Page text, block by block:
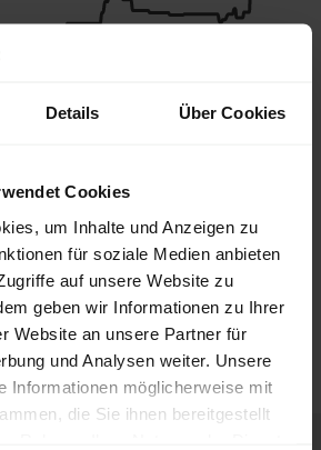
Details Über Cookies
Cookies
um Inhalte und Anzeigen zu
für soziale Medien anbieten
auf unsere Website zu
geben wir Informationen zu Ihrer
Website an unsere Partner für
und Analysen weiter. Unsere
Informationen möglicherweise mit
die Sie ihnen bereitgestellt
Ware Sackware
2026
2026
für Holzpellets in Deutschland
auf unsererPelletspreise -Seite
nachvollziehen.